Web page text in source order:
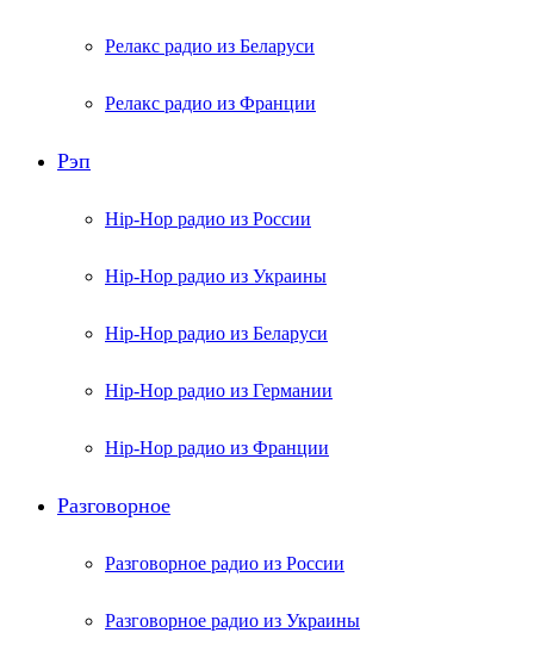
Релакс радио из Беларуси
Релакс радио из Франции
Рэп
Hip-Hop радио из России
Hip-Hop радио из Украины
Hip-Hop радио из Беларуси
Hip-Hop радио из Германии
Hip-Hop радио из Франции
Разговорное
Разговорное радио из России
Разговорное радио из Украины